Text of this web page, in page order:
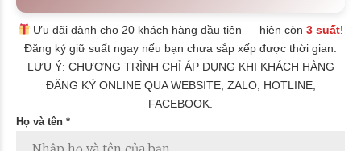
Ưu đãi dành cho 20 khách hàng đầu tiên — hiện còn3 suất!
Đăng ký giữ suất ngay nếu bạn chưa sắp xếp được thời gian.
LƯU Ý: CHƯƠNG TRÌNH CHỈ ÁP DỤNG KHI KHÁCH HÀNG
ĐĂNG KÝ ONLINE QUA WEBSITE, ZALO, HOTLINE,
FACEBOOK.
Họ và tên *